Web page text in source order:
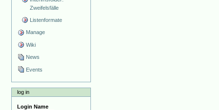
Zweifelsfälle
Listenformate
Manage
Wiki
News
Events
log in
Login Name